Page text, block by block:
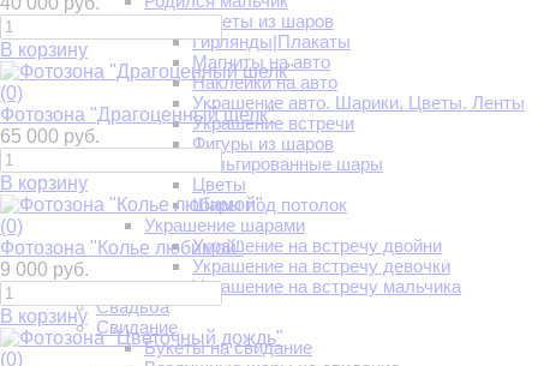
Букеты из шаров
Гирлянды|Плакаты
Магниты на авто
Наклейки на авто
Украшение авто. Шарики. Цветы. Ленты
Украшение встречи
Фигуры из шаров
Фольгированные шары
Цветы
Шары под потолок
Украшение шарами
Украшение на встречу двойни
Украшение на встречу девочки
Украшение на встречу мальчика
Свадьба
Свидание
Букеты на свидание
В корзину
(0)
Фотозона "Драгоценный шелк"
65 000 руб.
В корзину
(0)
Фотозона "Колье любимой"
9 000 руб.
В корзину
(0)